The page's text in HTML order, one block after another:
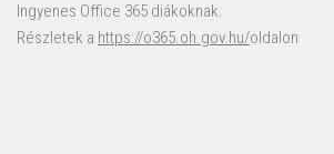
Ingyenes Office 365 diákoknak.
Részletek a https://o365.oh.gov.hu/oldalon